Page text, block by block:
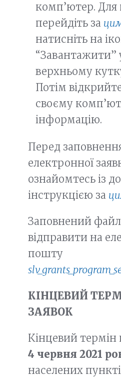
комп’ютер. Для
перейдіть за
натисніть на
“Завантажити”
верхньому
Потім
своєму
інформацію.
Перед
електронної
ознайомтесь із
інструкцією за
Заповнений
відправити на
пошту
КІНЦЕВИЙ
ЗАЯВОК
Кінцевий термін
4 червня 2021
населених